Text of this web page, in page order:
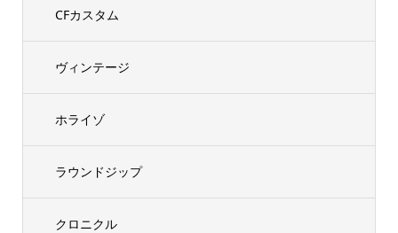
CFカスタム
ヴィンテージ
ホライゾ
ラウンドジップ
クロニクル